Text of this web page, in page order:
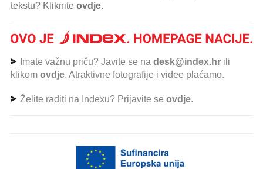
tekstu? Kliknite ovdje.
Imate važnu priču? Javite se na desk@index.hr ili
klikom ovdje. Atraktivne fotografije i videe plaćamo.
Želite raditi na Indexu? Prijavite se ovdje.